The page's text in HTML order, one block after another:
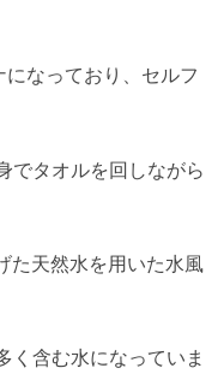
なっており、セルフ
でタオルを回しながら
た天然水を用いた水風
く含む水になっていま